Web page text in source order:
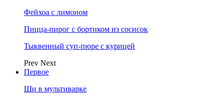
Фейхоа с лимоном
Пицца-пирог с бортиком из сосисок
Тыквенный суп-пюре с курицей
Prev Next
Первое
Щи в мультиварке